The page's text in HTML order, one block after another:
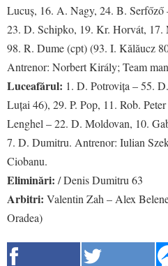
Lucuș, 16. A. Nagy, 24. B. Serfőző
23. D. Schipko, 19. Kr. Horvát,
98. R. Dume (cpt) (93. I. Kălăucz
Antrenor: Norbert Király; Team
Luceafărul: 1. D. Potrovița – 55.
Luțai 46), 29. P. Pop, 11. Rob.
Lenghel – 22. D. Moldovan, 10.
7. D. Dumitru. Antrenor: Iulian
Ciobanu.
Eliminări: / Denis Dumitru 63
Arbitri: Valentin Zah – Alex
Oradea)